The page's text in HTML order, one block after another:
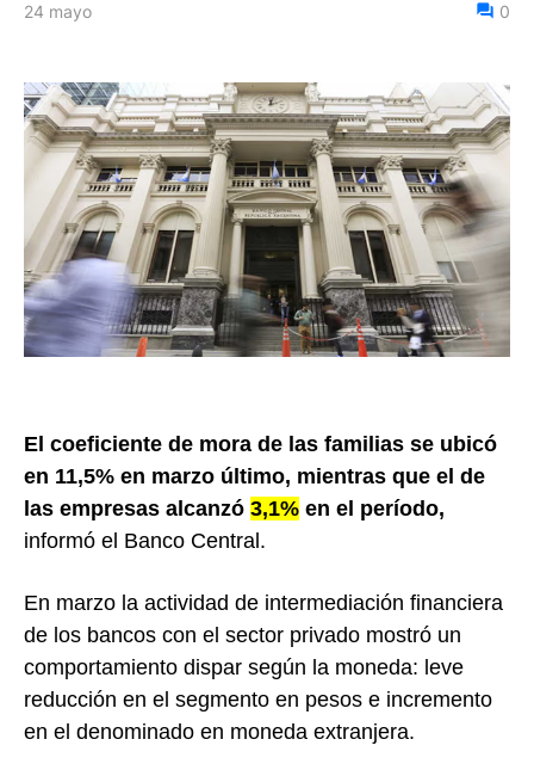
24 mayo 0
El coeficiente de mora de las familias se ubicó
en 11,5% en marzo último, mientras que el de
las empresas alcanzó 3,1% en el período,
informó el Banco Central.
En marzo la actividad de intermediación financiera
de los bancos con el sector privado mostró un
comportamiento dispar según la moneda: leve
reducción en el segmento en pesos e incremento
en el denominado en moneda extranjera.